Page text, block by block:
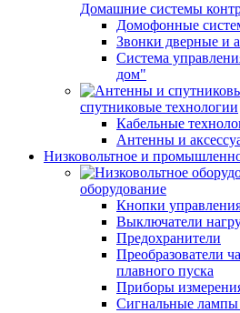
Домашние системы
Домофонные
Звонки дверные и
Система
дом"
спутниковые технологии
Кабельные
Антенны и
Низковольтное и
оборудование
Кнопки
Выключатели
Предохранители
Преобразователи
плавного пуска
Приборы
Сигнальные